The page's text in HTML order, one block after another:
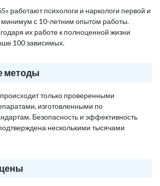
работают психологи и наркологи первой и
минимум с 10-летним опытом работы.
их работе к полноценной жизни
100 зависимых.
методы
только проверенными
изготовленными по
Безопасность и эффективность
несколькими тысячами